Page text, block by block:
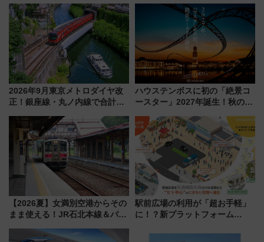
2026年9月東京メトロダイヤ改
正！銀座線・丸ノ内線で合計
ハウステンボスに初の「絶景コ
ースター」2027年誕生！秋の
ろも一挙紹介
【2026夏】女満別空港からその
まま使える！JR石北本線＆バス
ーパス」でおトクに道東観光
駅前広場の利用が「超お手軽」
に！？新プラットフォーム